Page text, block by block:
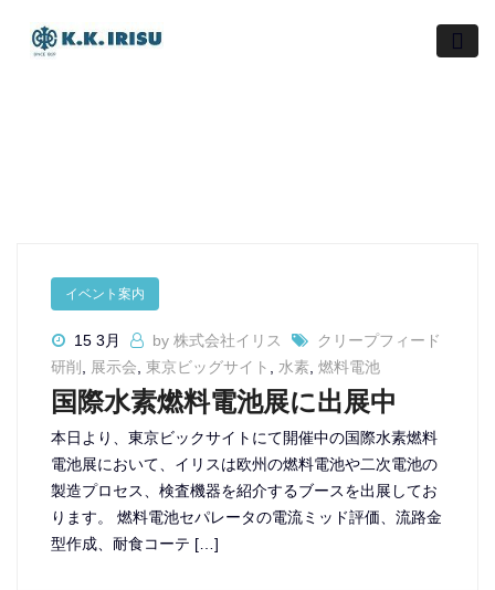
イベント案内
15 3月 by 株式会社イリス
クリープフィード
研削
展示会 東京ビッグサイト 水素 燃料電池
国際水素燃料電池展に出展中
本日より、東京ビックサイトにて開催中の国際水素燃料
電池展において、イリスは欧州の燃料電池や二次電池の
製造プロセス、検査機器を紹介するブースを出展してお
ります。 燃料電池セパレータの電流ミッド評価、流路金
型作成、耐食コーテ […]